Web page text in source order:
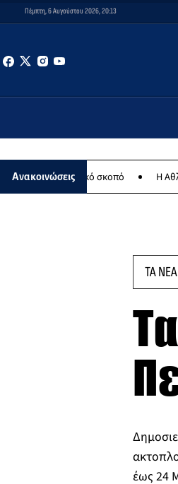
Πέμπτη, 6 Αυγούστου 2026, 20:13
Ανακοινώσεις
σκοπό Η Αθλητική Ένωση
ΤΑ
έως 24